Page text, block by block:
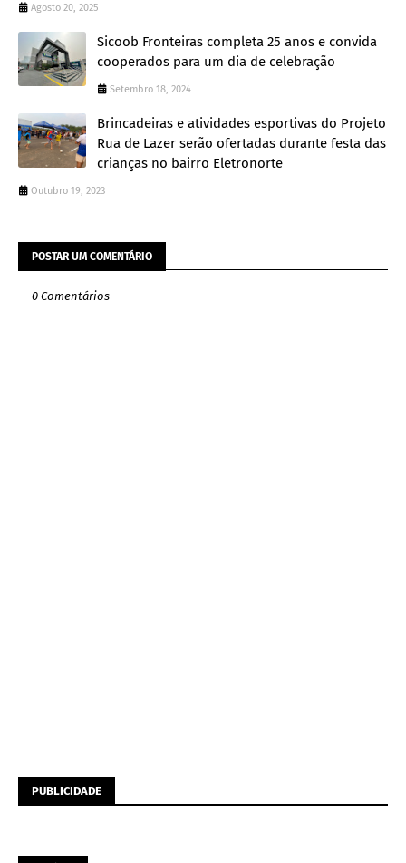
Agosto 20, 2025
Sicoob Fronteiras completa 25 anos e convida
cooperados para um dia de celebração
Setembro 18, 2024
Brincadeiras e atividades esportivas do Projeto
Rua de Lazer serão ofertadas durante festa das
crianças no bairro Eletronorte
Outubro 19, 2023
POSTAR UM COMENTÁRIO
0 Comentários
PUBLICIDADE